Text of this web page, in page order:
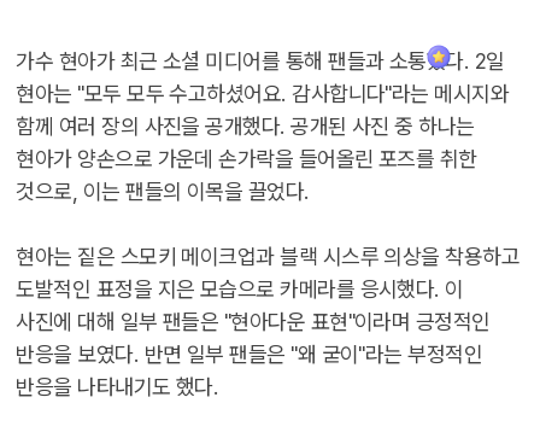
가수 현아가 최근 소셜 미디어를 통해 팬들과 소통했다. 2일
현아는 "모두 모두 수고하셨어요. 감사합니다"라는 메시지와
함께 여러 장의 사진을 공개했다. 공개된 사진 중 하나는
현아가 양손으로 가운데 손가락을 들어올린 포즈를 취한
것으로, 이는 팬들의 이목을 끌었다.
현아는 짙은 스모키 메이크업과 블랙 시스루 의상을 착용하고
도발적인 표정을 지은 모습으로 카메라를 응시했다. 이
사진에 대해 일부 팬들은 "현아다운 표현"이라며 긍정적인
반응을 보였다. 반면 일부 팬들은 "왜 굳이"라는 부정적인
반응을 나타내기도 했다.